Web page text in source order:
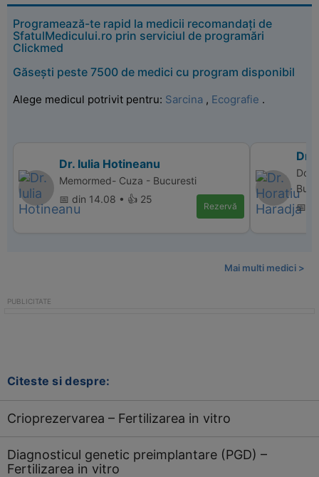
Programează-te rapid la medicii recomandați de
SfatulMedicului.ro prin serviciul de programări
Clickmed
Găsești peste 7500 de medici cu program disponibil
Alege medicul potrivit pentru: Sarcina , Ecografie .
Dr. Iulia Hotineanu
Memormed- Cuza - Bucuresti
📅 din 14.08 • 👍 25
Rezervă
Dr.
📅
Mai multi medici >
Citeste si despre:
Crioprezervarea – Fertilizarea in vitro
Diagnosticul genetic preimplantare (PGD) –
Fertilizarea in vitro